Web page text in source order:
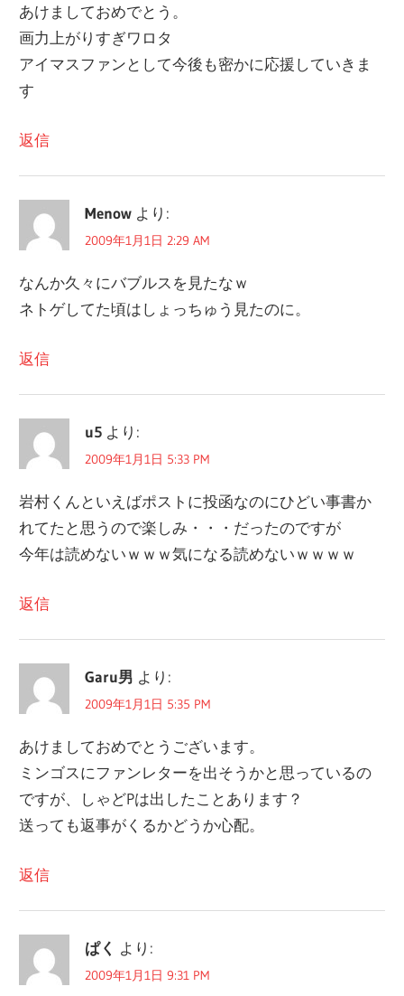
シ
ョ
ン
あけましておめでとう。
画力上がりすぎワロタ
アイマスファンとして今後も密かに応援していきま
す
返信
Menow より:
2009年1月1日 2:29 AM
なんか久々にバブルスを見たなｗ
ネトゲしてた頃はしょっちゅう見たのに。
返信
u5 より:
2009年1月1日 5:33 PM
岩村くんといえばポストに投函なのにひどい事書か
れてたと思うので楽しみ・・・だったのですが
今年は読めないｗｗｗ気になる読めないｗｗｗｗ
返信
Garu男 より:
2009年1月1日 5:35 PM
あけましておめでとうございます。
ミンゴスにファンレターを出そうかと思っているの
ですが、しゃどPは出したことあります？
送っても返事がくるかどうか心配。
返信
ぱく より:
2009年1月1日 9:31 PM